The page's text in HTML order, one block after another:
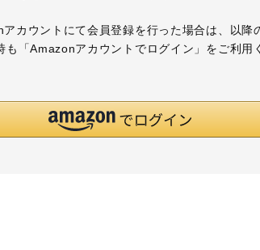
カウントにて会員登録を行った場合は、以降
も「Amazonアカウントでログイン」をご利用